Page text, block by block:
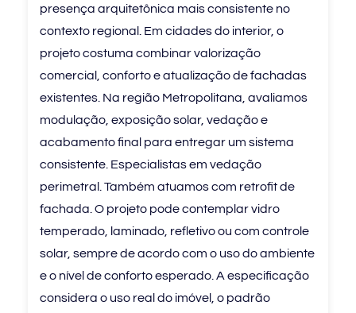
presença arquitetônica mais consistente no
contexto regional. Em cidades do interior, o
projeto costuma combinar valorização
comercial, conforto e atualização de fachadas
existentes. Na região Metropolitana, avaliamos
modulação, exposição solar, vedação e
acabamento final para entregar um sistema
consistente. Especialistas em vedação
perimetral. Também atuamos com retrofit de
fachada. O projeto pode contemplar vidro
temperado, laminado, refletivo ou com controle
solar, sempre de acordo com o uso do ambiente
e o nível de conforto esperado. A especificação
considera o uso real do imóvel, o padrão